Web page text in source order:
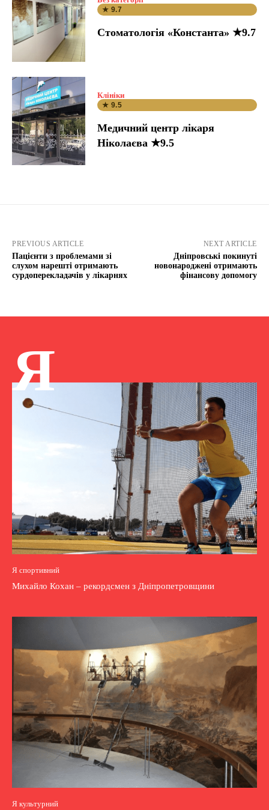
★ 9.7
Стоматологія «Константа» ★9.7
Клініки
★ 9.5
Медичний центр лікаря
Ніколаєва ★9.5
PREVIOUS ARTICLE
Пацієнти з проблемами зі
слухом нарешті отримають
сурдоперекладачів у лікарнях
NEXT ARTICLE
Дніпровські покинуті
новонароджені отримають
фінансову допомогу
Я
Я спортивний
Михайло Кохан – рекордсмен з Дніпропетровщини
Я культурний